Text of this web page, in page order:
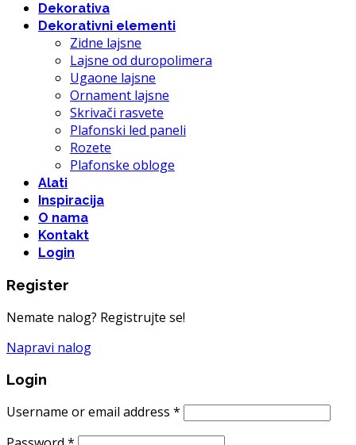
Dekorativa
Dekorativni elementi
Zidne lajsne
Lajsne od duropolimera
Ugaone lajsne
Ornament lajsne
Skrivači rasvete
Plafonski led paneli
Rozete
Plafonske obloge
Alati
Inspiracija
O nama
Kontakt
Login
Register
Nemate nalog? Registrujte se!
Napravi nalog
Login
Username or email address *